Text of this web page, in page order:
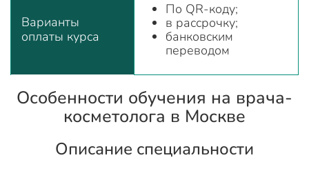
Варианты
оплаты курса
По QR-коду;
в рассрочку;
банковским
переводом
Особенности обучения на врача-
косметолога в Москве
Описание специальности